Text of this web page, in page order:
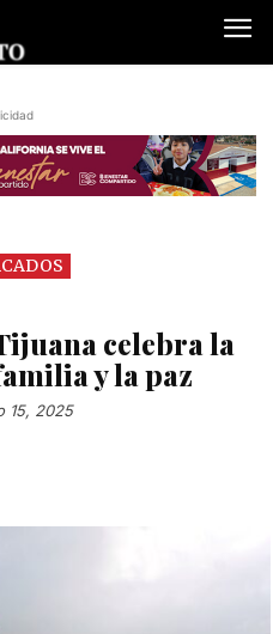
celebra la
y la paz
15, 2025